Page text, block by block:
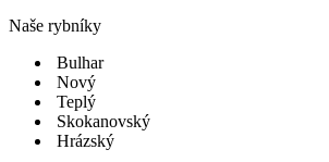
Naše rybníky
Bulhar
Nový
Teplý
Skokanovský
Hrázský